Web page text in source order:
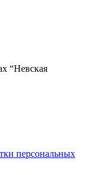
“Невская
персональных